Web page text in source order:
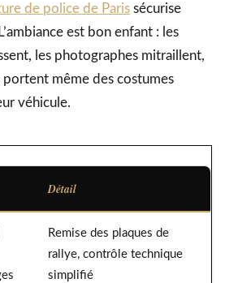
de police de Paris sécurise
est bon enfant : les
les photographes mitraillent,
même des costumes
véhicule.
Détail
Remise des plaques de
rallye, contrôle technique
simplifié